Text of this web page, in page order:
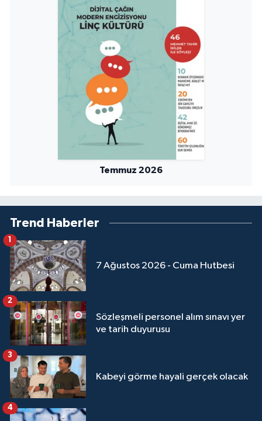
Temmuz 2026
Trend Haberler
7 Ağustos 2026 - Cuma Hutbesi
1
Sözleşmeli personel alım sınavı yer
ve tarih duyurusu
2
Kabeyi görme hayali gerçek olacak
3
4